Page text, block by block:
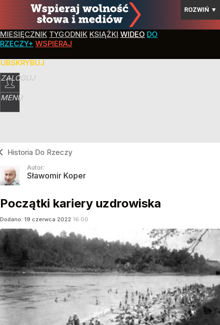
ROZWIŃ ▼
MIESIĘCZNIK TYGODNIK KSIĄŻKI WIDEO DO
RZECZY+ WSPIERAJ
ZALOGUJ
MENU
Historia Do Rzeczy
Autor:
Sławomir Koper
Początki kariery uzdrowiska
Dodano: 19 czerwca 2022 16:00